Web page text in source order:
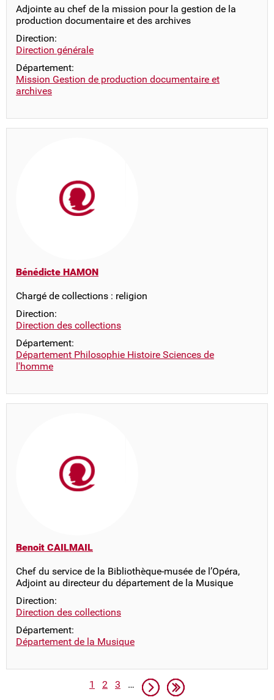
Adjointe au chef de la mission pour la gestion de la
production documentaire et des archives
Direction:
Direction générale
Département:
Mission Gestion de production documentaire et
archives
Bénédicte HAMON
Chargé de collections : religion
Direction:
Direction des collections
Département:
Département Philosophie Histoire Sciences de
l'homme
Benoit CAILMAIL
Chef du service de la Bibliothèque-musée de l’Opéra,
Adjoint au directeur du département de la Musique
Direction:
Direction des collections
Département:
Département de la Musique
Pagination
Page
1 Page
2 Page
3 … Page suivante
Dernière page